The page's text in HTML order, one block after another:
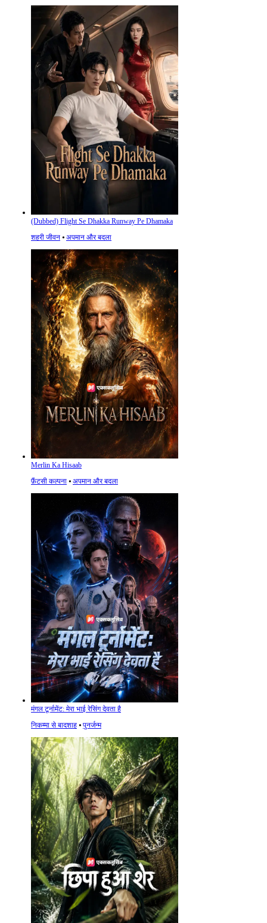
(Dubbed) Flight Se Dhakka Runway Pe Dhamaka
शहरी जीवन ⦁ अपमान और बदला
Merlin Ka Hisaab
फ़ैंटसी कल्पना ⦁ अपमान और बदला
मंगल टूर्नामेंट: मेरा भाई रेसिंग देवता है
निकम्मा से बादशाह ⦁ पुनर्जन्म